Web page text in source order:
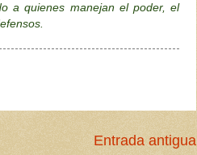
a quienes manejan el poder, el
Entrada antigua